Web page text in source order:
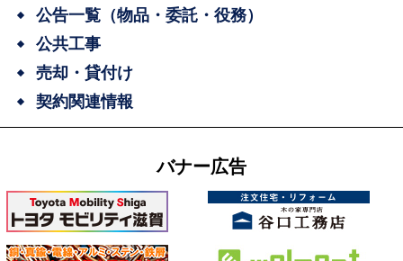
公告一覧（物品・委託・役務）
公共工事
売却・貸付け
契約関連情報
バナー広告